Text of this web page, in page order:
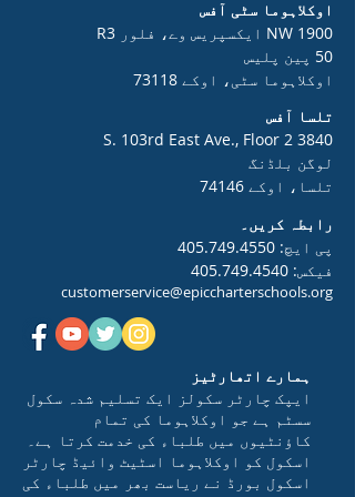
اوکلاہوما سٹی آفس
1900 NW ایکسپریس وے، فلور R3
50 پین پلیس
اوکلاہوما سٹی، اوکے 73118
تلسا آفس
3840 S. 103rd East Ave., Floor 2
لوگن بلڈنگ
تلسا، اوکے 74146
رابطہ کریں۔
پی ایچ: 405.749.4550
فیکس: 405.749.4540
customerservice@epiccharterschools.org
ہمارے اتھارٹیز
ایپک چارٹر سکولز ایک تسلیم شدہ سکول
سسٹم ہے جو اوکلاہوما کی تمام
کاؤنٹیوں میں طلباء کی خدمت کرتا ہے۔
اسکول کو اوکلاہوما اسٹیٹ وائیڈ چارٹر
اسکول بورڈ نے ریاست بھر میں طلباء کی